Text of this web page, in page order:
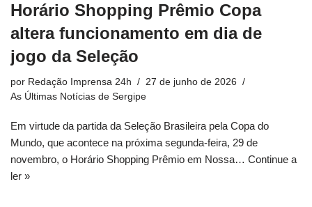
Horário Shopping Prêmio Copa
altera funcionamento em dia de
jogo da Seleção
por Redação Imprensa 24h
27 de junho de 2026
As Últimas Notícias de Sergipe
Em virtude da partida da Seleção Brasileira pela Copa do
Mundo, que acontece na próxima segunda-feira, 29 de
novembro, o Horário Shopping Prêmio em Nossa… Continue a
ler »